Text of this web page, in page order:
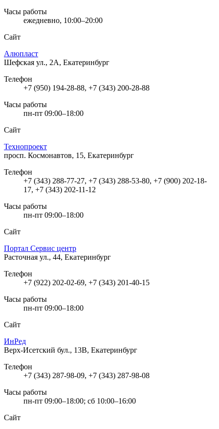
Часы работы
ежедневно, 10:00–20:00
Сайт
Алюпласт
Шефская ул., 2А, Екатеринбург
Телефон
+7 (950) 194-28-88, +7 (343) 200-28-88
Часы работы
пн-пт 09:00–18:00
Сайт
Технопроект
просп. Космонавтов, 15, Екатеринбург
Телефон
+7 (343) 288-77-27, +7 (343) 288-53-80, +7 (900) 202-18-
17, +7 (343) 202-11-12
Часы работы
пн-пт 09:00–18:00
Сайт
Портал Сервис центр
Расточная ул., 44, Екатеринбург
Телефон
+7 (922) 202-02-69, +7 (343) 201-40-15
Часы работы
пн-пт 09:00–18:00
Сайт
ИнРед
Верх-Исетский бул., 13В, Екатеринбург
Телефон
+7 (343) 287-98-09, +7 (343) 287-98-08
Часы работы
пн-пт 09:00–18:00; сб 10:00–16:00
Сайт